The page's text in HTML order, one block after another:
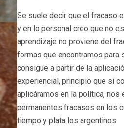
Se suele decir que el fracaso
y en lo personal creo que no
aprendizaje no proviene del
formas que encontramos para
consigue a partir de la
experiencial, principio que si
aplicáramos en la política, nos
permanentes fracasos en los
tiempo y plata los argentinos.